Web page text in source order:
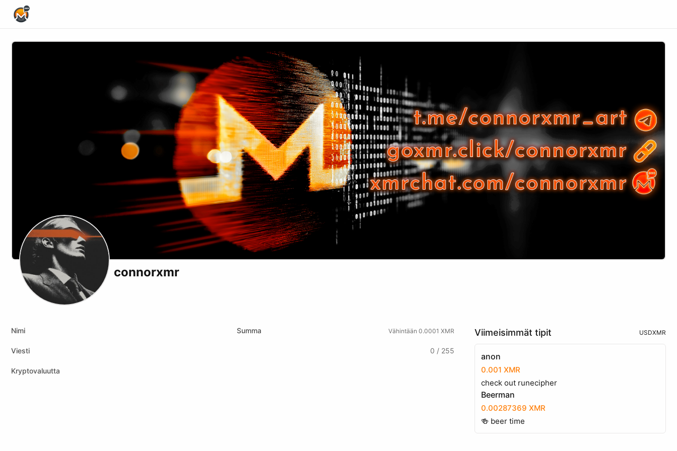
connorxmr
Nimi Summa Vähintään 0.0001 XMR
Viesti 0 / 255
Kryptovaluutta
Viimeisimmät tipit USDXMR
anon
0.001 XMR
check out runecipher
Beerman
0.00287369 XMR
🍻 beer time